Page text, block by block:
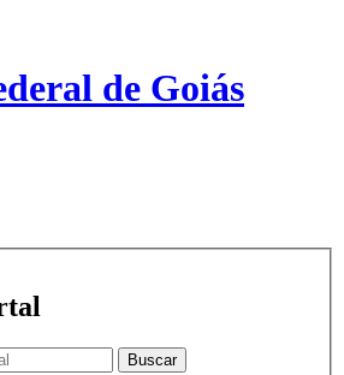
de Goiás
Buscar